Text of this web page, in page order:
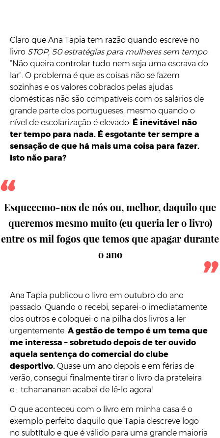
Claro que Ana Tapia tem razão quando escreve no
livro STOP, 50 estratégias para mulheres sem tempo:
“Não queira controlar tudo nem seja uma escrava do
lar”. O problema é que as coisas não se fazem
sozinhas e os valores cobrados pelas ajudas
domésticas não são compatíveis com os salários de
grande parte dos portugueses, mesmo quando o
nível de escolarização é elevado. É inevitável não
ter tempo para nada. É esgotante ter sempre a
sensação de que há mais uma coisa para fazer.
Isto não para?
Esquecemo-nos de nós ou, melhor, daquilo que
queremos mesmo muito (eu queria ler o livro)
entre os mil fogos que temos que apagar durante
o ano
Ana Tapia publicou o livro em outubro do ano
passado. Quando o recebi, separei-o imediatamente
dos outros e coloquei-o na pilha dos livros a ler
urgentemente. A gestão de tempo é um tema que
me interessa – sobretudo depois de ter ouvido
aquela sentença do comercial do clube
desportivo. Quase um ano depois e em férias de
verão, consegui finalmente tirar o livro da prateleira
e… tchanananan acabei de lê-lo agora!
O que aconteceu com o livro em minha casa é o
exemplo perfeito daquilo que Tapia descreve logo
no subtítulo e que é válido para uma grande maioria